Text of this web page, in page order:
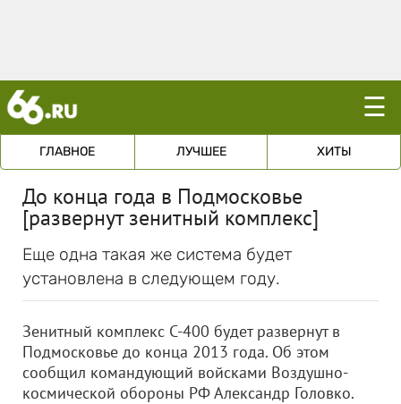
☰
ГЛАВНОЕ ЛУЧШЕЕ ХИТЫ
До конца года в Подмосковье
[развернут зенитный комплекс]
Еще одна такая же система будет
установлена в следующем году.
Зенитный комплекс С-400 будет развернут в
Подмосковье до конца 2013 года. Об этом
сообщил командующий войсками Воздушно-
космической обороны РФ Александр Головко.